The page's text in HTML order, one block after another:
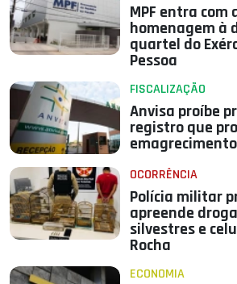
MPF entra
homenagem à
quartel do
Pessoa
FISCALIZAÇÃO
Anvisa proíbe
registro que
emagrecimento
OCORRÊNCIA
Polícia militar
apreende
silvestres e
Rocha
ECONOMIA